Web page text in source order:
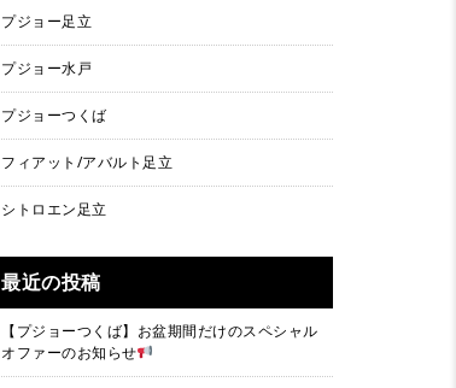
プジョー足立
プジョー水戸
プジョーつくば
フィアット/アバルト足立
シトロエン足立
最近の投稿
【プジョーつくば】お盆期間だけのスペシャル
オファーのお知らせ